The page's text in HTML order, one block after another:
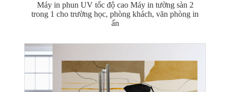
Máy in phun UV tốc độ cao Máy in tường sàn 2
trong 1 cho trường học, phòng khách, văn phòng in
ấn